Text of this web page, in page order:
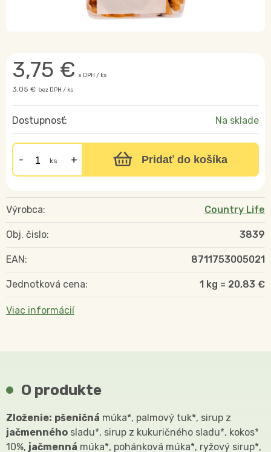
3,75 € s DPH / ks
3,05 € bez DPH / ks
Dostupnosť: Na sklade
ks Pridať do košíka
Výrobca: Country Life
Obj. čislo: 3839
EAN: 8711753005021
Jednotková cena: 1 kg = 20,83 €
Viac informácií
O produkte
Zloženie: pšeničná múka*, palmový tuk*, sirup z
jačmenného sladu*, sirup z kukuričného sladu*, kokos*
10%, jačmenná múka*, pohánková múka*, ryžový sirup*,